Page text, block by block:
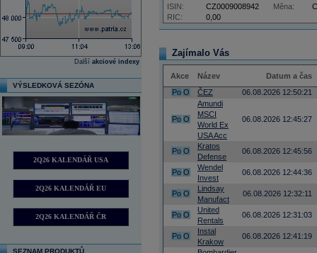
Další akciové indexy
VÝSLEDKOVÁ SEZÓNA
2Q26 KALENDÁŘ USA
2Q26 KALENDÁŘ EU
2Q26 KALENDÁŘ ČR
SEZNAM PRODUKTŮ
RIC: 0,00
ISIN: CZ0009008942 Měna:
Zajímalo Vás
Akce Název
Datum a čas
Po O ČEZ 06.08.2026 12:50:21
Po O
Amundi
MSCI
World Ex
USA Acc
06.08.2026 12:45:27
Po O
Kratos
Defense
06.08.2026 12:45:56
Po O
Wendel
Invest
06.08.2026 12:44:36
Po O
Lindsay
Manufact
06.08.2026 12:32:11
Po O
United
Rentals
06.08.2026 12:31:03
Po O
Instal
Krakow
06.08.2026 12:41:19